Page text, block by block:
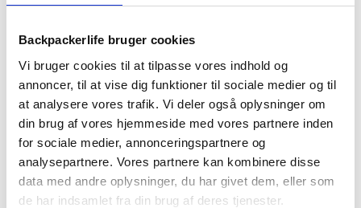
Backpackerlife bruger cookies
Vi bruger cookies til at tilpasse vores indhold og
annoncer, til at vise dig funktioner til sociale medier og til
at analysere vores trafik. Vi deler også oplysninger om
din brug af vores hjemmeside med vores partnere inden
for sociale medier, annonceringspartnere og
analysepartnere. Vores partnere kan kombinere disse
data med andre oplysninger, du har givet dem, eller som
de har indsamlet fra din brug af deres tjenester.
BESKRIVELSE BRAND FAQ
Denne hydration pack er en 4 liters rygsæk med drikkeblære
kapacitet. Kestrel har en kapacitet på 4 liter, og er lavet til
vandreture, race og løb. Kestrel har en 2 liters drikkeblære
kapacitet, og yderligere 2 liters opbevaringskapacitet.